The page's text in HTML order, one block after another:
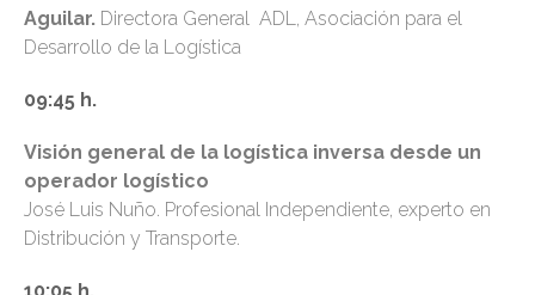
Aguilar. Directora General ADL, Asociación para el
Desarrollo de la Logística
09:45 h.
Visión general de la logística inversa desde un
operador logístico
José Luis Nuño. Profesional Independiente, experto en
Distribución y Transporte.